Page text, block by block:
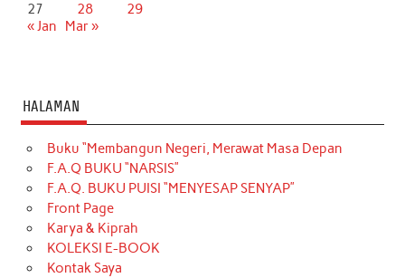
27
28
29
« Jan
Mar »
HALAMAN
Buku “Membangun Negeri, Merawat Masa Depan
F.A.Q BUKU “NARSIS”
F.A.Q. BUKU PUISI “MENYESAP SENYAP”
Front Page
Karya & Kiprah
KOLEKSI E-BOOK
Kontak Saya